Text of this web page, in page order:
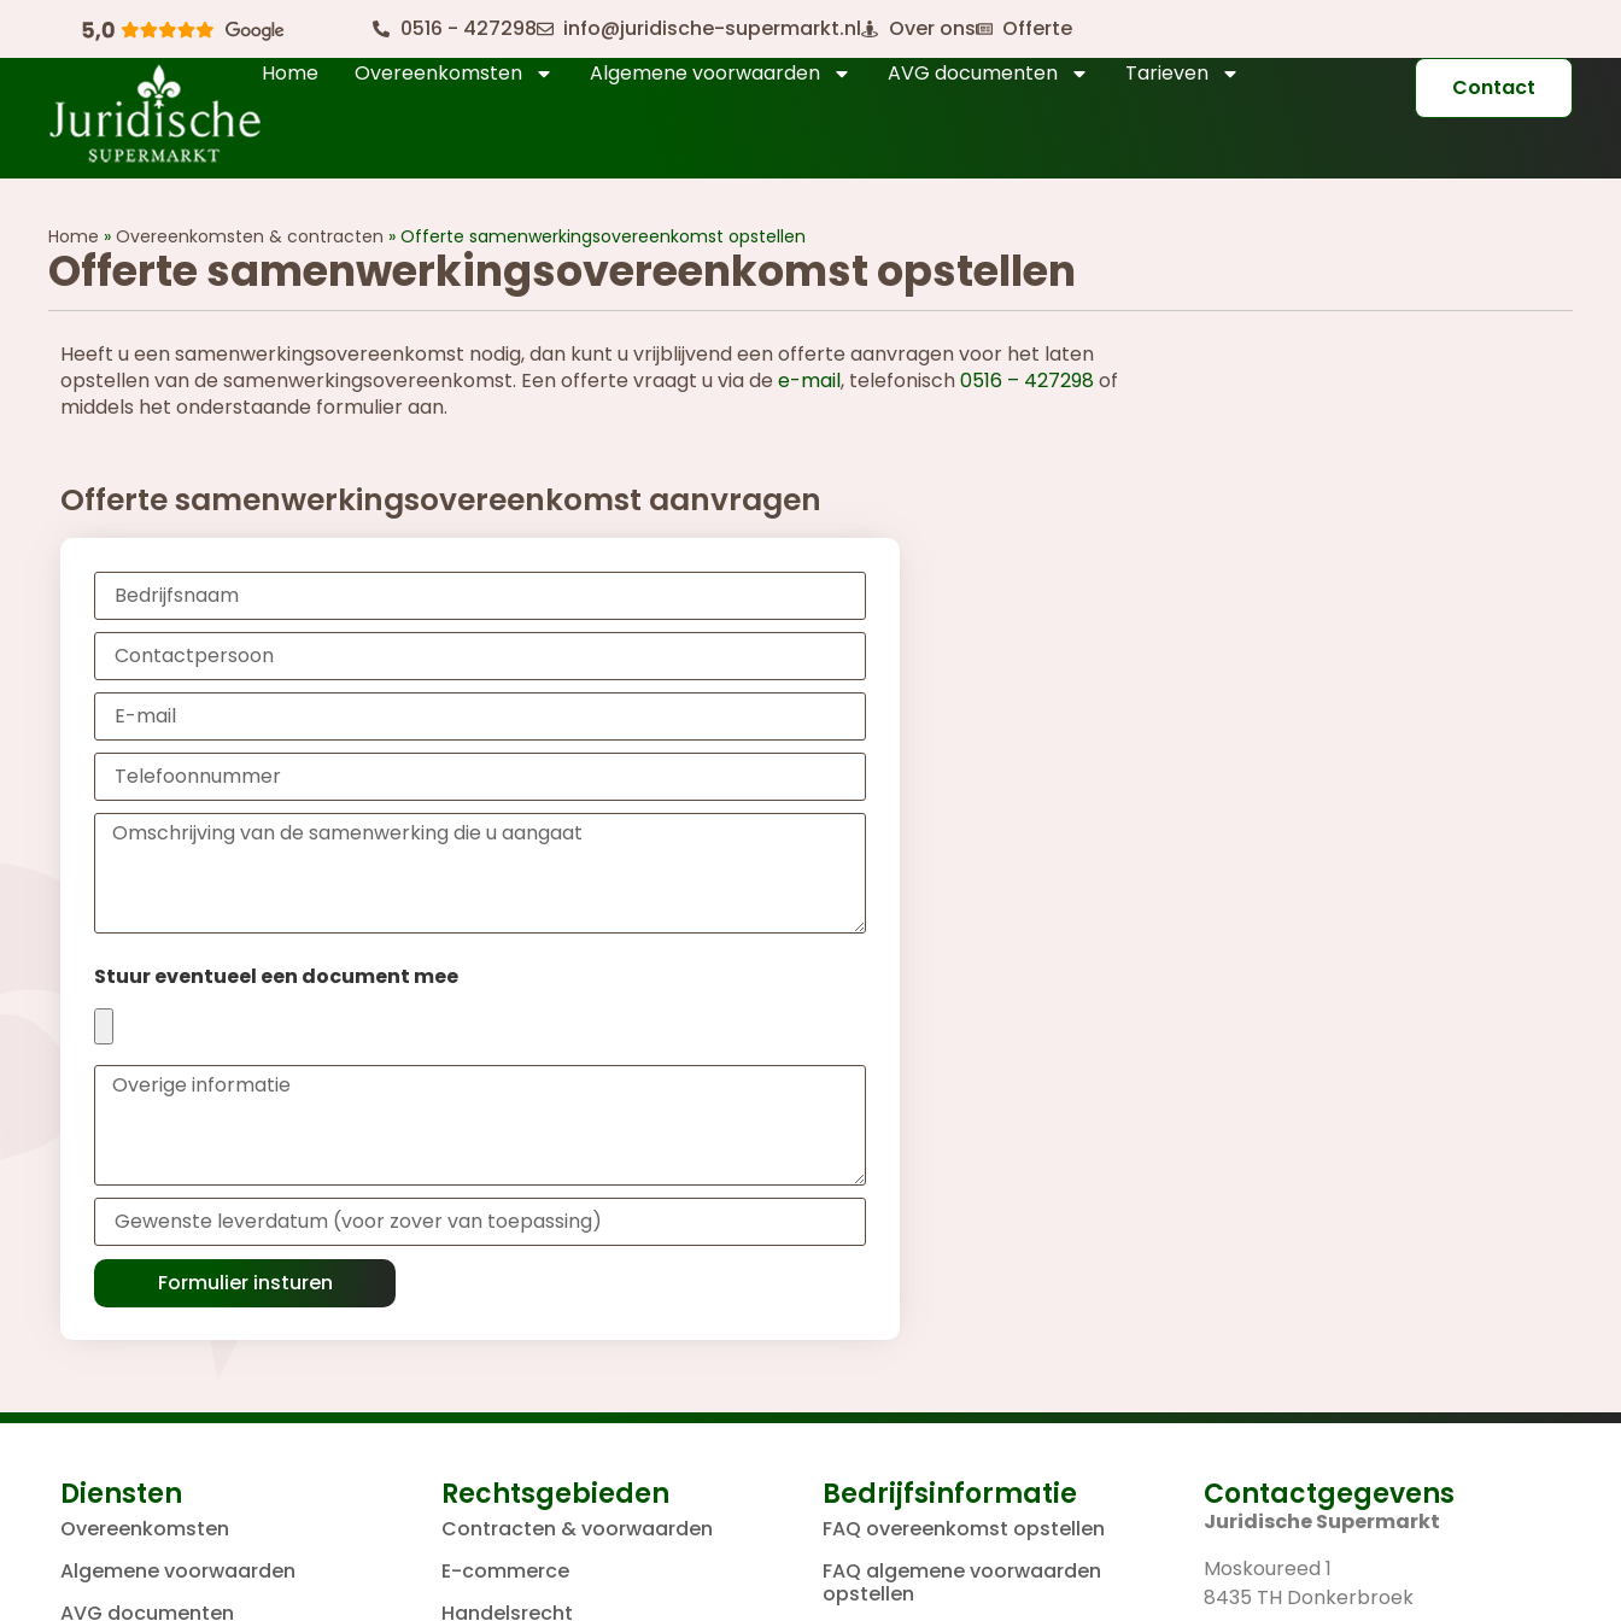
0516 - 427298 info@juridische-supermarkt.nl Over ons
Offerte
Home
Overeenkomsten Algemene voorwaarden AVG documenten Tarieven
Contact
Offerte samenwerkingsovereenkomst opstellen
Home »Overeenkomsten & contracten »Offerte samenwerkingsovereenkomst opstellen
Heeft u een samenwerkingsovereenkomst nodig, dan kunt u vrijblijvend een offerte aanvragen voor het laten
opstellen van de samenwerkingsovereenkomst. Een offerte vraagt u via dee-mail, telefonisch0516 – 427298of
middels het onderstaande formulier aan.
Offerte samenwerkingsovereenkomst aanvragen
Stuur eventueel een document mee
Formulier insturen
Diensten
Overeenkomsten
Algemene voorwaarden
AVG documenten
Rechtsgebieden
Contracten & voorwaarden
E-commerce
Handelsrecht
Bedrijfsinformatie
FAQ overeenkomst opstellen
FAQ algemene voorwaarden
opstellen
Contactgegevens
Juridische Supermarkt
Moskoureed 1
8435 TH Donkerbroek